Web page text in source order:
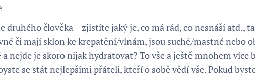
druhého člověka – zjistíte jaký je, co má rád, co nesnáší atd.,
či mají sklon ke krepatění/vlnám, jsou suché/mastné nebo
a nejde je skoro nijak hydratovat? To vše a ještě mnohem
se stát nejlepšími přáteli, kteří o sobě vědí vše. Pokud